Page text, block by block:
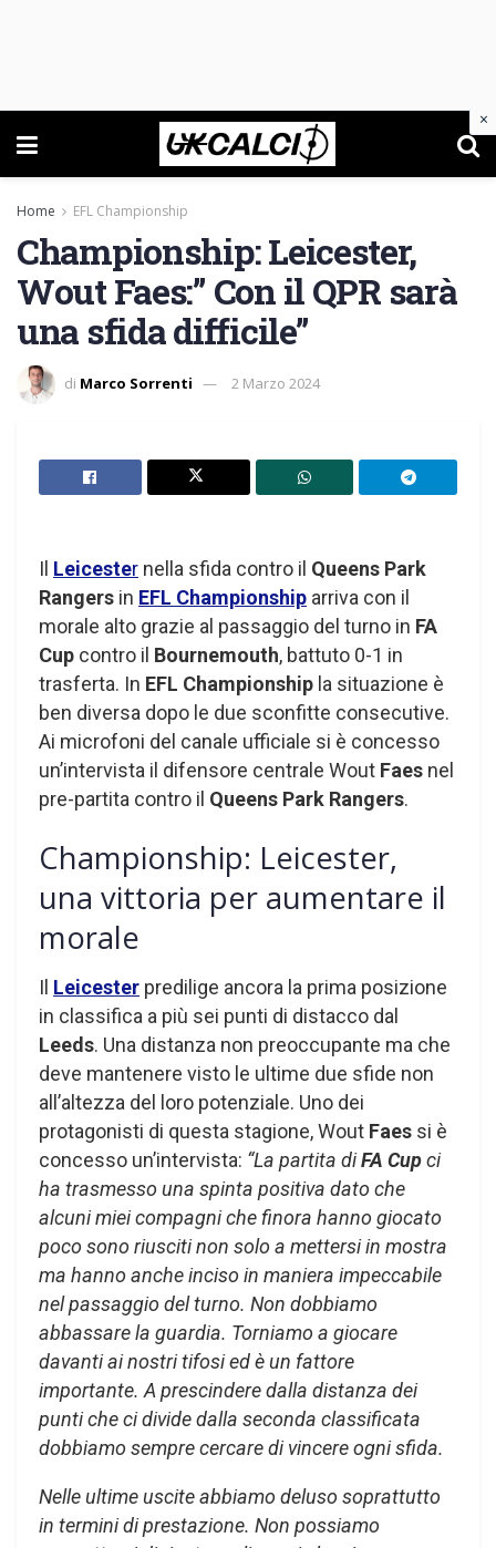
Home EFL Championship
Championship: Leicester,
Wout Faes:” Con il QPR sarà
una sfida difficile”
di Marco Sorrenti 2 Marzo 2024
Il Leicester nella sfida contro il Queens Park
Rangers in EFL Championship arriva con il
morale alto grazie al passaggio del turno in FA
Cup contro il Bournemouth, battuto 0-1 in
trasferta. In EFL Championship la situazione è
ben diversa dopo le due sconfitte consecutive.
Ai microfoni del canale ufficiale si è concesso
un’intervista il difensore centrale Wout Faes nel
pre-partita contro il Queens Park Rangers.
Championship: Leicester,
una vittoria per aumentare il
morale
Il Leicester predilige ancora la prima posizione
in classifica a più sei punti di distacco dal
Leeds. Una distanza non preoccupante ma che
deve mantenere visto le ultime due sfide non
all’altezza del loro potenziale. Uno dei
protagonisti di questa stagione, Wout Faes si è
concesso un’intervista: “La partita diFA Cupci
ha trasmesso una spinta positiva dato che
alcuni miei compagni che finora hanno giocato
poco sono riusciti non solo a mettersi in mostra
ma hanno anche inciso in maniera impeccabile
nel passaggio del turno. Non dobbiamo
abbassare la guardia. Torniamo a giocare
davanti ai nostri tifosi ed è un fattore
importante. A prescindere dalla distanza dei
punti che ci divide dalla seconda classificata
dobbiamo sempre cercare di vincere ogni sfida.
Nelle ultime uscite abbiamo deluso soprattutto
in termini di prestazione. Non possiamo
×